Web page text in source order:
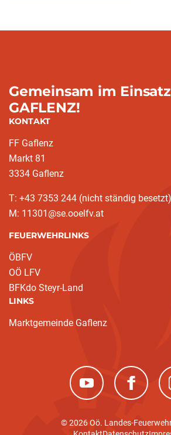
Gemeinsam im
GAFLENZ!
KONTAKT
FF Gaflenz
Markt 81
3334 Gaflenz
T: +43 7353 244 (nicht ständig besetzt)
M: 11301@se.ooelfv.at
FEUERWEHRLINKS
ÖBFV
OÖ LFV
BFKdo Steyr-Land
LINKS
Marktgemeinde Gaflenz
(neues Fenster)(neues
© 2026 Oö. Landes-